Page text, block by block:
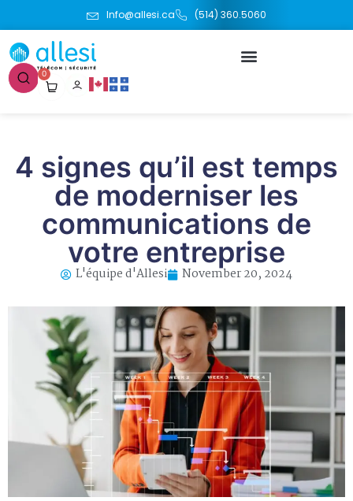
Info@allesi.ca (514) 360.5060
0
4 signes qu’il est temps
de moderniser les
communications de
votre entreprise
L'équipe d'Allesi November 20, 2024